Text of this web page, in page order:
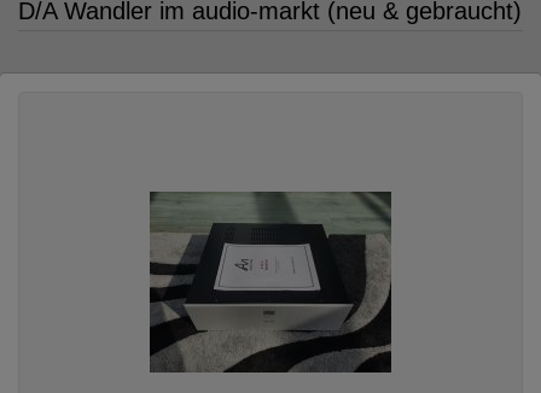
D/A Wandler im audio-markt (neu & gebraucht)